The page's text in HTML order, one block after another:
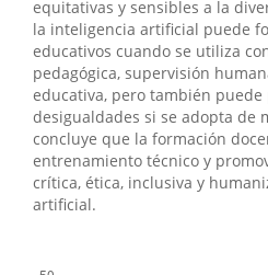
equitativas y sensibles a la
la inteligencia artificial puede
educativos cuando se utiliza
pedagógica, supervisión
educativa, pero también
desigualdades si se adopta de
concluye que la formación
entrenamiento técnico y
crítica, ética, inclusiva y
artificial.